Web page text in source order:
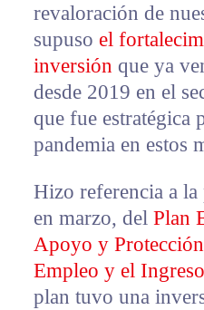
revaloración de
supuso el
inversión que ya
desde 2019 en el
que fue estratégica
pandemia en estos
Hizo referencia a la
en marzo, del Plan
Apoyo y
Empleo y el
plan tuvo una